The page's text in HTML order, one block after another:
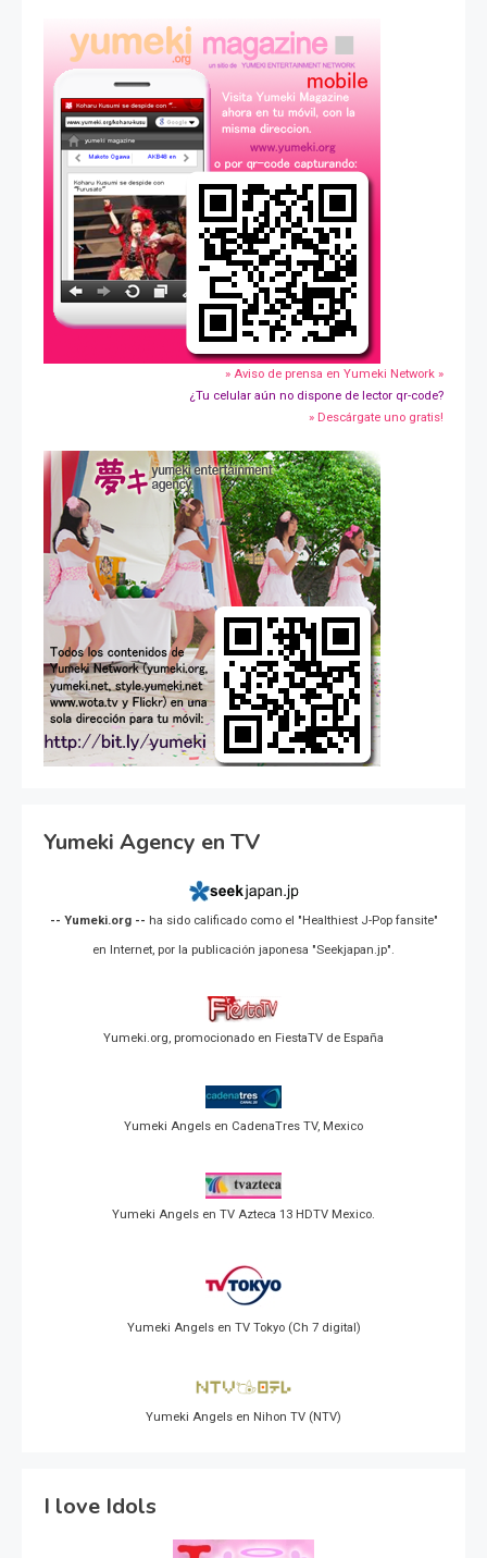
» Aviso de prensa en Yumeki Network »
¿Tu celular aún no dispone de lector qr-code?
» Descárgate uno gratis!
Yumeki Agency en TV
-- Yumeki.org -- ha sido calificado como el "Healthiest J-Pop fansite"
en Internet, por la publicación japonesa "Seekjapan.jp".
Yumeki.org, promocionado en FiestaTV de España
Yumeki Angels en CadenaTres TV, Mexico
Yumeki Angels en TV Azteca 13 HDTV Mexico.
Yumeki Angels en TV Tokyo (Ch 7 digital)
Yumeki Angels en Nihon TV (NTV)
I love Idols